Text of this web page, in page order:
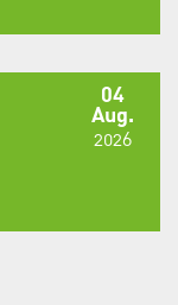
04
Aug.
2026